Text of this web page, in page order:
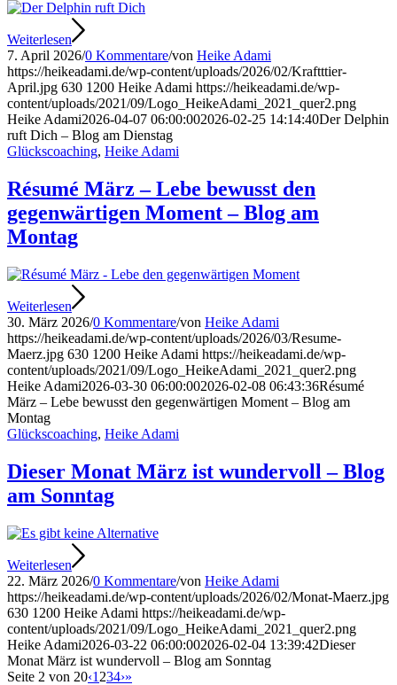
Weiterlesen
7. April 2026/0 Kommentare/von Heike Adami
https://heikeadami.de/wp-content/uploads/2026/02/Kraftttier-
April.jpg 630 1200 Heike Adami https://heikeadami.de/wp-
content/uploads/2021/09/Logo_HeikeAdami_2021_quer2.png
Heike Adami2026-04-07 06:00:002026-02-25 14:14:40Der Delphin
ruft Dich – Blog am Dienstag
Glückscoaching, Heike Adami
Résumé März – Lebe bewusst den
gegenwärtigen Moment – Blog am
Montag
Weiterlesen
30. März 2026/0 Kommentare/von Heike Adami
https://heikeadami.de/wp-content/uploads/2026/03/Resume-
Maerz.jpg 630 1200 Heike Adami https://heikeadami.de/wp-
content/uploads/2021/09/Logo_HeikeAdami_2021_quer2.png
Heike Adami2026-03-30 06:00:002026-02-08 06:43:36Résumé
März – Lebe bewusst den gegenwärtigen Moment – Blog am
Montag
Glückscoaching, Heike Adami
Dieser Monat März ist wundervoll – Blog
am Sonntag
Weiterlesen
22. März 2026/0 Kommentare/von Heike Adami
https://heikeadami.de/wp-content/uploads/2026/02/Monat-Maerz.jpg
630 1200 Heike Adami https://heikeadami.de/wp-
content/uploads/2021/09/Logo_HeikeAdami_2021_quer2.png
Heike Adami2026-03-22 06:00:002026-02-04 13:39:42Dieser
Monat März ist wundervoll – Blog am Sonntag
Seite 2 von 20‹1 234›»